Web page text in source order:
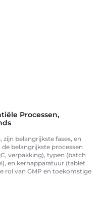
Processen,
belangrijkste fases, en
belangrijkste processen
verpakking), typen (batch
en kernapparatuur (tablet
rol van GMP en toekomstige